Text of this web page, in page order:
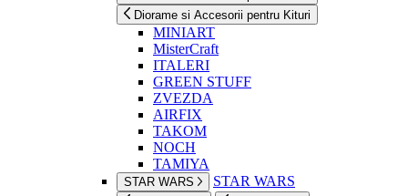
Diorame si Accesorii pentru Kituri
MINIART
MisterCraft
ITALERI
GREEN STUFF
ZVEZDA
AIRFIX
TAKOM
NOCH
TAMIYA
STAR WARS STAR WARS